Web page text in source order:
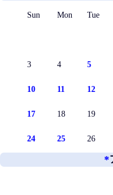
Sun Mon Tue
3 4 5
10 11 12
17 18 19
24 25 26
*